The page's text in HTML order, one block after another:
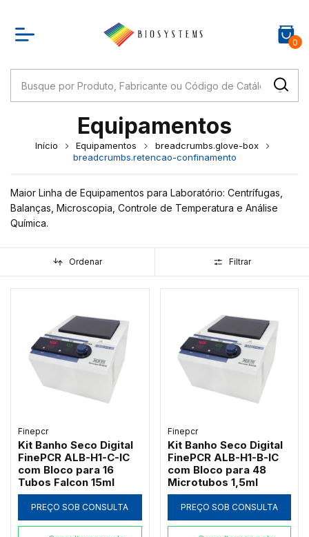
0
Equipamentos
Início Equipamentos
breadcrumbs.glove-box
breadcrumbs.retencao-confinamento
Maior Linha de Equipamentos para Laboratório: Centrífugas,
Balanças, Microscopia, Controle de Temperatura e Análise
Química.
Ordenar Filtrar
Finepcr
Kit Banho Seco Digital
FinePCR ALB-H1-C-IC
com Bloco para 16
Tubos Falcon 15ml
PREÇO SOB CONSULTA
Finepcr
Kit Banho Seco Digital
FinePCR ALB-H1-B-IC
com Bloco para 48
Microtubos 1,5ml
PREÇO SOB CONSULTA